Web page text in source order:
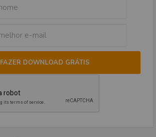
FAZER DOWNLOAD GRÁTIS